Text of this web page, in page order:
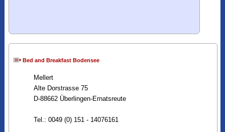
Bed and Breakfast Bodensee
Mellert
Alte Dorstrasse 75
D-88662 Überlingen-Ernatsreute
Tel.: 0049 (0) 151 - 14076161